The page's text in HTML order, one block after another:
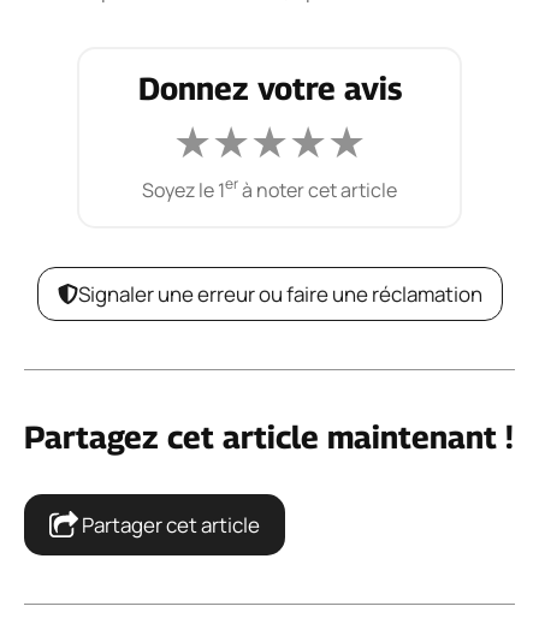
Donnez votre avis
★★★★★
Soyez le 1erà noter cet article
Signaler une erreur ou faire une réclamation
Partagez cet article maintenant !
Partager cet article